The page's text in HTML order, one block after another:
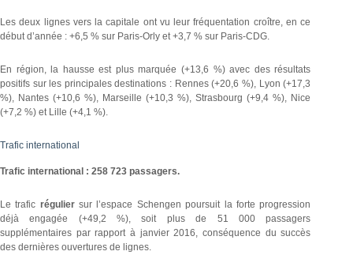
Les deux lignes vers la capitale ont vu leur fréquentation croître, en ce
début d’année : +6,5 % sur Paris-Orly et +3,7 % sur Paris-CDG.
En région, la hausse est plus marquée (+13,6 %) avec des résultats
positifs sur les principales destinations : Rennes (+20,6 %), Lyon (+17,3
%), Nantes (+10,6 %), Marseille (+10,3 %), Strasbourg (+9,4 %), Nice
(+7,2 %) et Lille (+4,1 %).
Trafic international
Trafic international : 258 723 passagers.
Le trafic réguliersur l’espace Schengen poursuit la forte progression
déjà engagée (+49,2 %), soit plus de 51 000 passagers
supplémentaires par rapport à janvier 2016, conséquence du succès
des dernières ouvertures de lignes.